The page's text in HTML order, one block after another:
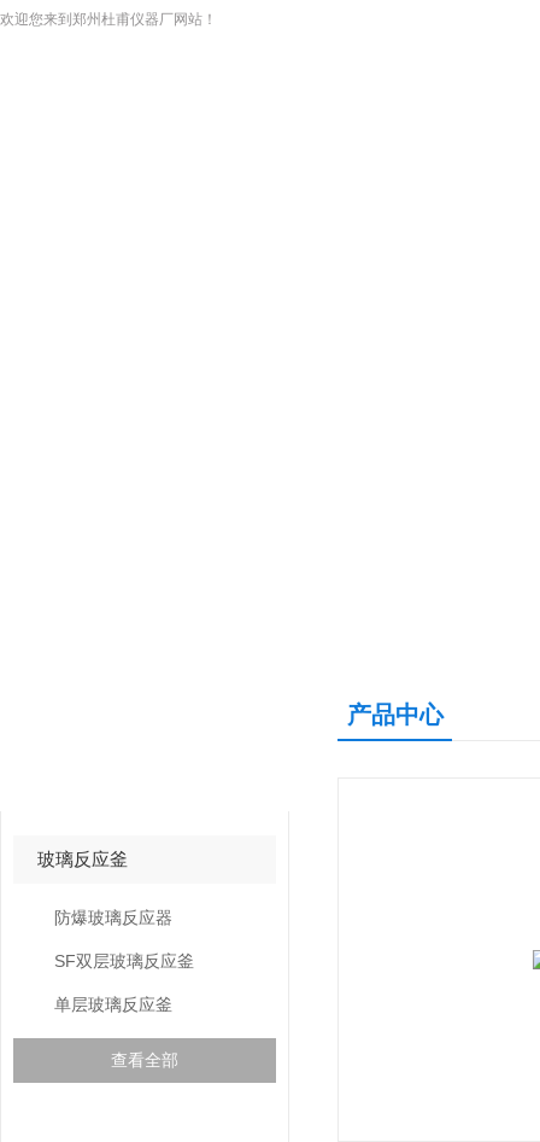
欢迎您来到郑州杜甫仪器厂网站！
玻璃反应釜
防爆玻璃反应器
SF双层玻璃反应釜
单层玻璃反应釜
查看全部
产品中心